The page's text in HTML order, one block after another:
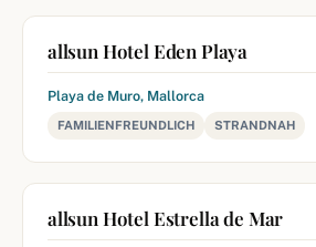
allsun Hotel Eden Playa
Playa de Muro, Mallorca
FAMILIENFREUNDLICH STRANDNAH
allsun Hotel Estrella de Mar